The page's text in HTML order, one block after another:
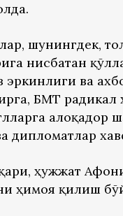
шунингдек,
нисбатан
эркинлиги ва
БМТ радикал
алоқадор
дипломатлар
ҳужжат
ҳимоя қилиш